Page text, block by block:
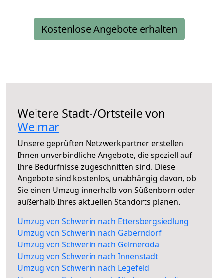
Kostenlose Angebote erhalten
Weitere Stadt-/Ortsteile von
Weimar
Unsere geprüften Netzwerkpartner erstellen
Ihnen unverbindliche Angebote, die speziell auf
Ihre Bedürfnisse zugeschnitten sind. Diese
Angebote sind kostenlos, unabhängig davon, ob
Sie einen Umzug innerhalb von Süßenborn oder
außerhalb Ihres aktuellen Standorts planen.
Umzug von Schwerin nach Ettersbergsiedlung
Umzug von Schwerin nach Gaberndorf
Umzug von Schwerin nach Gelmeroda
Umzug von Schwerin nach Innenstadt
Umzug von Schwerin nach Legefeld